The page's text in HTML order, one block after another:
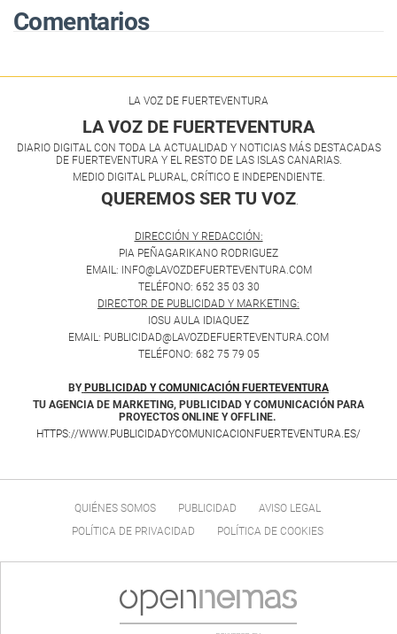
Comentarios
LA VOZ DE FUERTEVENTURA
LA VOZ DE FUERTEVENTURA
DIARIO DIGITAL CON TODA LA ACTUALIDAD Y NOTICIAS MÁS DESTACADAS
DE FUERTEVENTURA Y EL RESTO DE LAS ISLAS CANARIAS.
MEDIO DIGITAL PLURAL, CRÍTICO E INDEPENDIENTE.
QUEREMOS SER TU VOZ
DIRECCIÓN Y REDACCIÓN:
PIA PEÑAGARIKANO RODRIGUEZ
EMAIL: INFO@LAVOZDEFUERTEVENTURA.COM
TELÉFONO: 652 35 03 30
DIRECTOR DE PUBLICIDAD Y MARKETING:
IOSU AULA IDIAQUEZ
EMAIL: PUBLICIDAD@LAVOZDEFUERTEVENTURA.COM
TELÉFONO: 682 75 79 05
BY PUBLICIDAD Y COMUNICACIÓN FUERTEVENTURA
TU AGENCIA DE MARKETING, PUBLICIDAD Y COMUNICACIÓN PARA
PROYECTOS ONLINE Y OFFLINE.
HTTPS://WWW.PUBLICIDADYCOMUNICACIONFUERTEVENTURA.ES/
QUIÉNES SOMOS PUBLICIDAD
AVISO LEGAL
POLÍTICA DE PRIVACIDAD
POLÍTICA DE COOKIES